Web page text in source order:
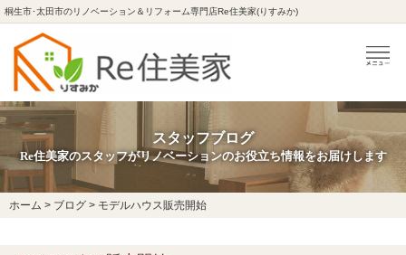
桐生市･太田市のリノベーション＆リフォーム専門店Re住美家(りすみか)
スタッフブログ
Re住美家のスタッフがリノベーションのお役立ち情報をお届けします
ホーム > ブログ > モデルハウス販売開始